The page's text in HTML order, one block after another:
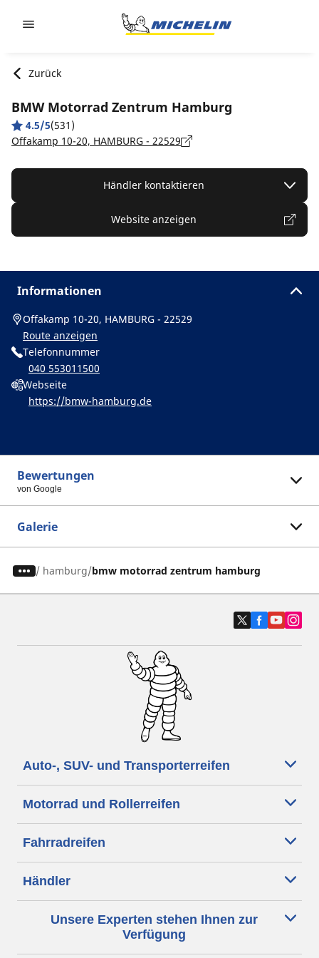
Zurück
BMW Motorrad Zentrum Hamburg
4.5/5(531)
Offakamp 10-20, HAMBURG - 22529
Händler kontaktieren
Website anzeigen
Informationen
Offakamp 10-20, HAMBURG - 22529
Route anzeigen
Telefonnummer
040 553011500
Webseite
https://bmw-hamburg.de
Bewertungen
von Google
Galerie
/ hamburg bmw motorrad zentrum hamburg
Auto-, SUV- und Transporterreifen
Motorrad und Rollerreifen
Fahrradreifen
Händler
Unsere Experten stehen Ihnen zur
Verfügung